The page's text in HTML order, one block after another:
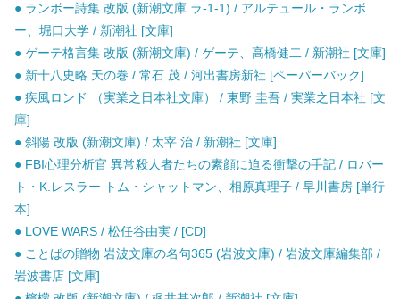
● ランボー詩集 改版 (新潮文庫 ラ-1-1) / アルテュール・ランボ
ー、堀口大学 / 新潮社 [文庫]
● ゲーテ格言集 改版 (新潮文庫) / ゲーテ、高橋健二 / 新潮社 [文庫]
● 新十八史略 天の巻 / 常石 茂 / 河出書房新社 [ペーパーバック]
● 疾風ロンド （実業之日本社文庫） / 東野 圭吾 / 実業之日本社 [文
庫]
● 斜陽 改版 (新潮文庫) / 太宰 治 / 新潮社 [文庫]
● FBI心理分析官 異常殺人者たちの素顔に迫る衝撃の手記 / ロバー
ト・K.レスラー トム・シャットマン、相原真理子 / 早川書房 [単行
本]
● LOVE WARS / 松任谷由実 / [CD]
● ことばの贈物 岩波文庫の名句365 (岩波文庫) / 岩波文庫編集部 /
岩波書店 [文庫]